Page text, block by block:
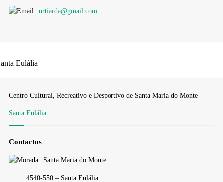
urtiarda@gmail.com
Eulália
Centro Cultural, Recreativo e Desportivo de Santa Maria do Monte
Santa Eulália
Contactos
Santa Maria do Monte
4540-550 – Santa Eulália